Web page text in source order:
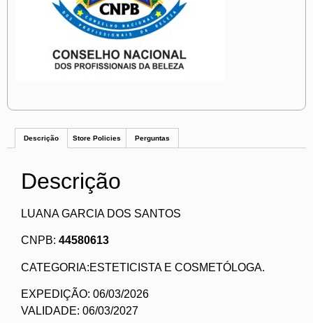
Descrição Store Policies Perguntas
Descrição
LUANA GARCIA DOS SANTOS
CNPB: 44580613
CATEGORIA:ESTETICISTA E COSMETÓLOGA.
EXPEDIÇÃO: 06/03/2026
VALIDADE: 06/03/2027